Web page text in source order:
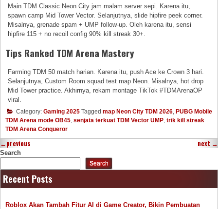
Main TDM Classic Neon City jam malam server sepi. Karena itu,
spawn camp Mid Tower Vector. Selanjutnya, slide hipfire peek corner.
Misalnya, grenade spam + UMP follow-up. Oleh karena itu, sensi
hipfire 115 + no recoil config 90% kill streak 30+.
Tips Ranked TDM Arena Mastery
Farming TDM 50 match harian. Karena itu, push Ace ke Crown 3 hari.
Selanjutnya, Custom Room squad test map Neon. Misalnya, hot drop
Mid Tower practice. Akhirnya, rekam montage TikTok #TDMArenaOP
viral.
Category: Gaming 2025 Tagged map Neon City TDM 2026 PUBG Mobile
TDM Arena mode OB45 senjata terkuat TDM Vector UMP trik kill streak
TDM Arena Conqueror
←previous next →
Search
Search
Recent Posts
Roblox Akan Tambah Fitur AI di Game Creator, Bikin Pembuatan